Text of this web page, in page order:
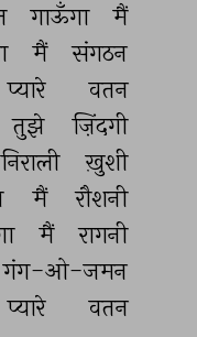
गाऊँगा
मैं
मैं
संगठन
प्यारे
वतन
तुझे
ज़िंदगी
निराली
ख़ुशी
मैं
रौशनी
मैं
रागनी
गंग-ओ-जमन
प्यारे वतन